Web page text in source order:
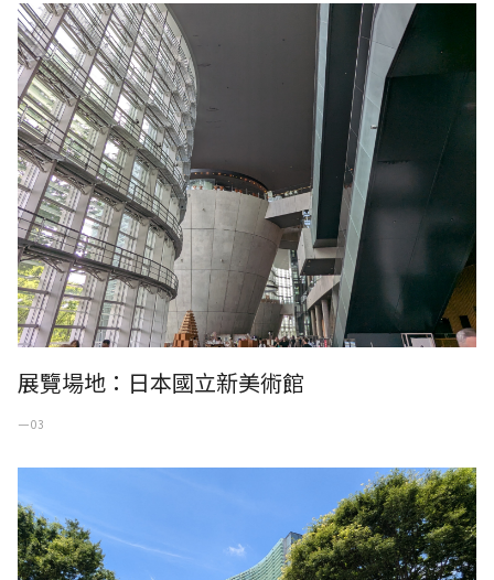
展覽場地：日本國立新美術館
一 03